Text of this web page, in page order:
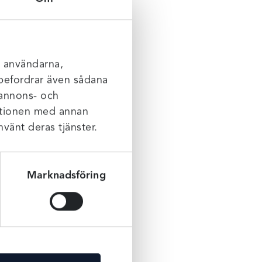
även sådana
och
med annan
deras tjänster.
Marknadsföring